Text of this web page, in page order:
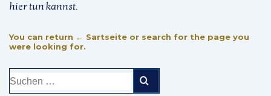
hier tun kannst.
You can return ← Sartseite or search for the page you
were looking for.
Suchen
nach: